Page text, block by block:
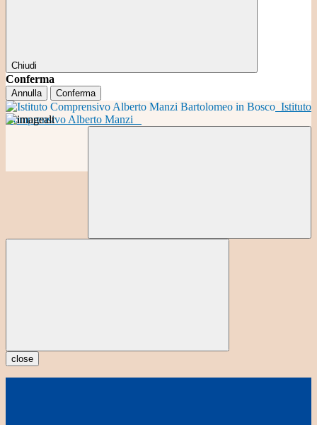
Chiudi
Conferma
Annulla Conferma
Istituto
Comprensivo Alberto Manzi
close